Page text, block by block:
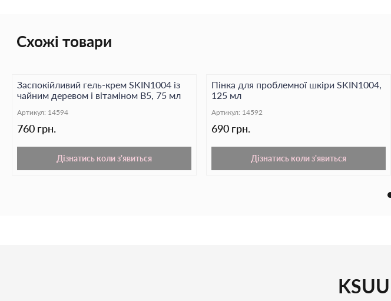
Схожі товари
Заспокійливий гель-крем SKIN1004 із
чайним деревом і вітаміном B5, 75 мл
Артикул: 14594
760 грн.
Дізнатись коли з'явиться
Пінка для проблемної шкіри SKIN1004,
125 мл
Артикул: 14592
690 грн.
Дізнатись коли з'явиться